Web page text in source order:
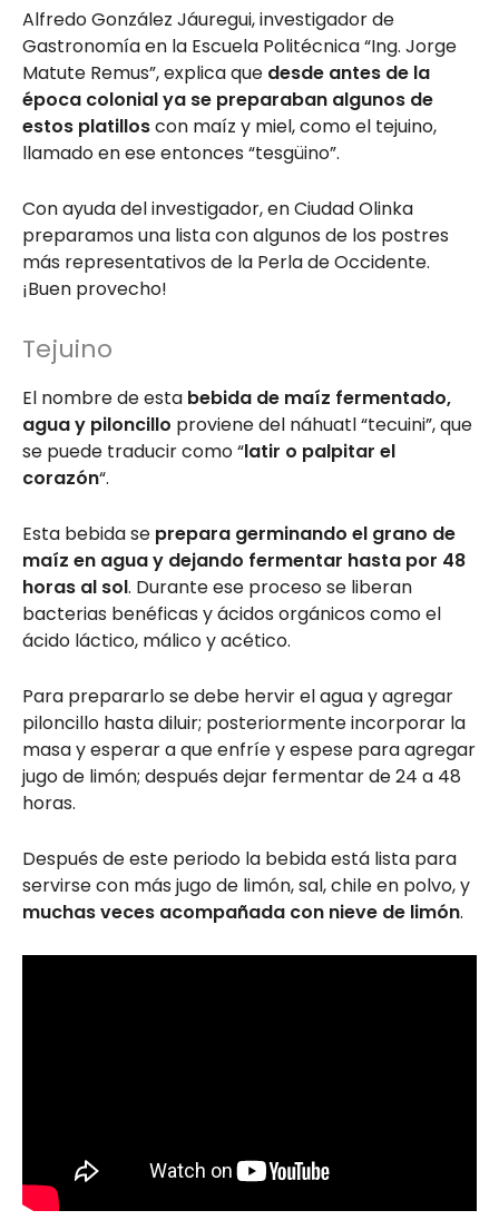
Alfredo González Jáuregui, investigador de
Gastronomía en la Escuela Politécnica “Ing. Jorge
Matute Remus”, explica que desde antes de la
época colonial ya se preparaban algunos de
estos platilloscon maíz y miel, como el tejuino,
llamado en ese entonces “tesgüino”.
Con ayuda del investigador, en Ciudad Olinka
preparamos una lista con algunos de los postres
más representativos de la Perla de Occidente.
¡Buen provecho!
Tejuino
El nombre de esta bebida de maíz fermentado,
agua y piloncillo proviene del náhuatl “tecuini”, que
se puede traducir como “latir o palpitar el
corazón“.
Esta bebida se prepara germinando el grano de
maíz en agua y dejando fermentar hasta por 48
horas al sol. Durante ese proceso se liberan
bacterias benéficas y ácidos orgánicos como el
ácido láctico, málico y acético.
Para prepararlo se debe hervir el agua y agregar
piloncillo hasta diluir; posteriormente incorporar la
masa y esperar a que enfríe y espese para agregar
jugo de limón; después dejar fermentar de 24 a 48
horas.
Después de este periodo la bebida está lista para
servirse con más jugo de limón, sal, chile en polvo, y
muchas veces acompañada con nieve de limón.